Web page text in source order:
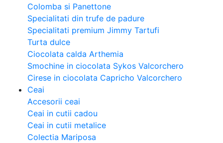
Colomba si Panettone
Specialitati din trufe de padure
Specialitati premium Jimmy Tartufi
Turta dulce
Ciocolata calda Arthemia
Smochine in ciocolata Sykos Valcorchero
Cirese in ciocolata Capricho Valcorchero
Ceai
Accesorii ceai
Ceai in cutii cadou
Ceai in cutii metalice
Colectia Mariposa